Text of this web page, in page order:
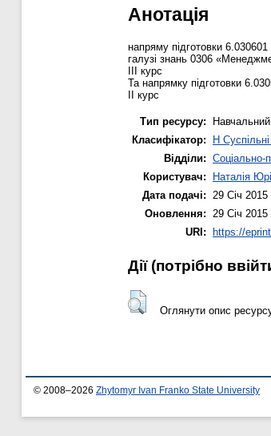
Анотація
напряму підготовки
галузі знань 0306
ІІІ курс
Та напрямку підготовки
ІІ курс
Тип ресурсу:
Класифікатор:
H
Відділи: Соціально-
Користувач:
Наталія
Дата подачі:
29 Січ
Оновлення:
29 Січ
URI: https://
Дії ​​(потрібно
Оглянути опис
© 2008–2026 Zhytomyr Ivan Franko State University